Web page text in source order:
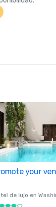
your
de lujo en